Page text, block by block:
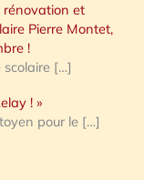
rénovation et
Pierre Montet,
!
[…]
! »
pour le […]